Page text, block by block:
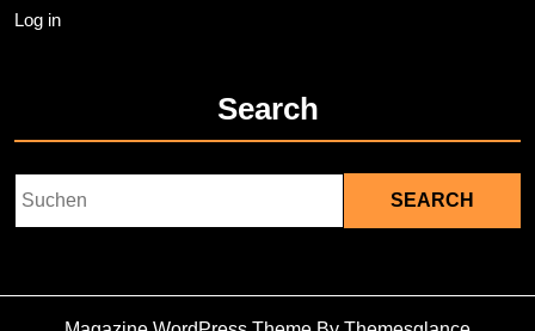
Log in
Search